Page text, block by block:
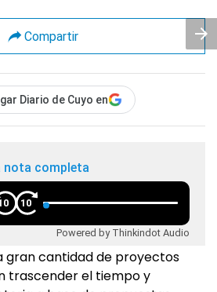
Compartir
Diario de Cuyo en
nota completa
10
Powered by Thinkindot Audio
gran cantidad de proyectos
trascender el tiempo y